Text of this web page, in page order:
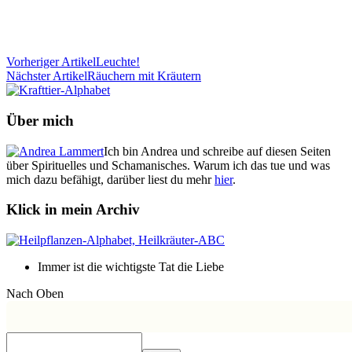
Vorheriger ArtikelLeuchte!
Nächster ArtikelRäuchern mit Kräutern
Über mich
Ich bin Andrea und schreibe auf diesen Seiten
über Spirituelles und Schamanisches. Warum ich das tue und was
mich dazu befähigt, darüber liest du mehrhier.
Klick in mein Archiv
Immer ist die wichtigste Tat die Liebe
Nach Oben